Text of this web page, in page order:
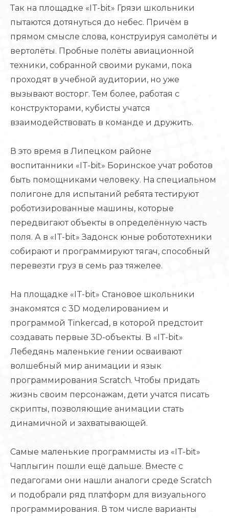
Так на площадке «IT-bit» Грязи школьники
пытаются дотянуться до небес. Причём в
прямом смысле слова, конструируя самолёты и
вертолёты. Пробные полёты авиационной
техники, собранной своими руками, пока
проходят в учебной аудитории, но уже
вызывают восторг. Тем более, работая с
конструкторами, кубисты учатся
взаимодействовать в команде и дружить.
В это время в Липецком районе
воспитанники «IT-bit» Боринское учат роботов
быть помощниками человеку. На специальном
полигоне для испытаний ребята тестируют
роботизированные машины, которые
передвигают объекты в определённую часть
поля. А в «IT-bit» Задонск юные робототехники
собирают и программируют тягач, способный
перевезти груз в семь раз тяжелее.
На площадке «IT-bit» Становое школьники
знакомятся с 3D моделированием и
программой Tinkercad, в которой предстоит
создавать первые 3D-объекты. В «IT-bit»
Лебедянь маленькие гении осваивают
волшебный мир анимации и язык
программирования Scratch. Чтобы придать
жизнь своим персонажам, дети учатся писать
скрипты, позволяющие анимации стать
динамичной и захватывающей.
Самые маленькие программисты из «IT-bit»
Чаплыгин пошли ещё дальше. Вместе с
педагогами они нашли аналоги среде Scratch
и подобрали ряд платформ для визуального
программирования. В том числе варианты